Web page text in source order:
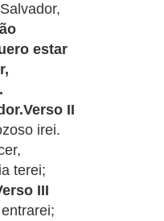
estar
II
irei.
terei;
III